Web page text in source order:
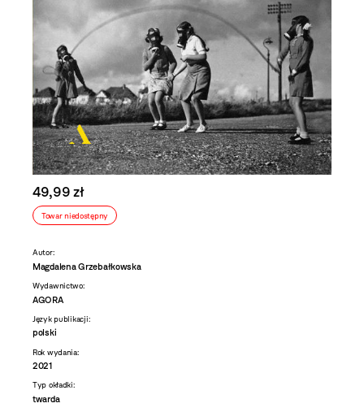
49,99 zł
Towar niedostępny
Autor:
Magdalena Grzebałkowska
Wydawnictwo:
AGORA
Język publikacji:
polski
Rok wydania:
2021
Typ okładki:
twarda